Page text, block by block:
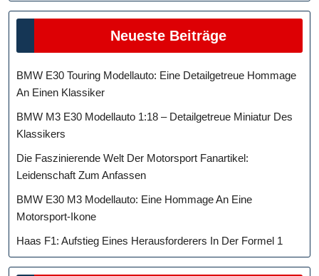
Neueste Beiträge
BMW E30 Touring Modellauto: Eine Detailgetreue Hommage
An Einen Klassiker
BMW M3 E30 Modellauto 1:18 – Detailgetreue Miniatur Des
Klassikers
Die Faszinierende Welt Der Motorsport Fanartikel:
Leidenschaft Zum Anfassen
BMW E30 M3 Modellauto: Eine Hommage An Eine
Motorsport-Ikone
Haas F1: Aufstieg Eines Herausforderers In Der Formel 1